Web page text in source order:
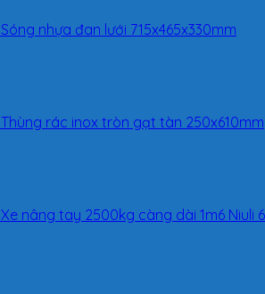
Sóng nhựa đan lưới 715x465x330mm
Thùng rác inox tròn gạt tàn 250x610mm
Xe nâng tay 2500kg càng dài 1m6 Niuli